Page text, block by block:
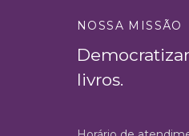
NOSSA MISSÃO
livros.